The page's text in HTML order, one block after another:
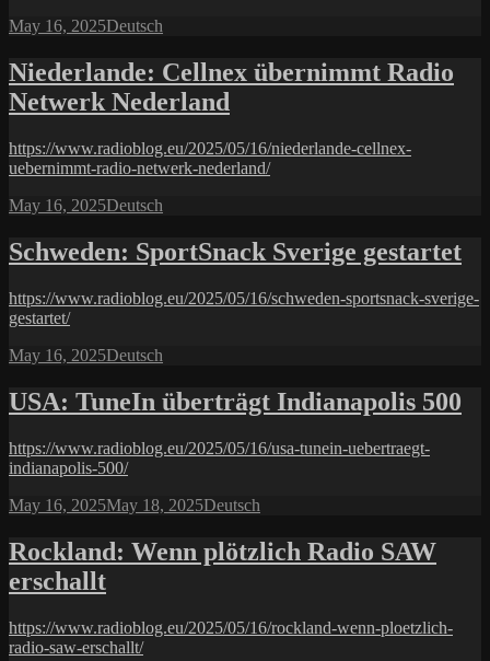
Posted
May 16, 2025Categories
Deutsch
Niederlande: Cellnex übernimmt Radio
Netwerk Nederland
https://www.radioblog.eu/2025/05/16/niederlande-cellnex-
uebernimmt-radio-netwerk-nederland/
Posted
May 16, 2025Categories
Deutsch
Schweden: SportSnack Sverige gestartet
https://www.radioblog.eu/2025/05/16/schweden-sportsnack-sverige-
gestartet/
Posted
May 16, 2025Categories
Deutsch
USA: TuneIn überträgt Indianapolis 500
https://www.radioblog.eu/2025/05/16/usa-tunein-uebertraegt-
indianapolis-500/
Posted
May 16, 2025May 18, 2025Categories
Deutsch
Rockland: Wenn plötzlich Radio SAW
erschallt
https://www.radioblog.eu/2025/05/16/rockland-wenn-ploetzlich-
radio-saw-erschallt/